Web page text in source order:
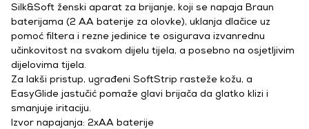
Silk&Soft ženski aparat za brijanje, koji se napaja Braun
baterijama (2 AA baterije za olovke), uklanja dlačice uz
pomoć filtera i rezne jedinice te osigurava izvanrednu
učinkovitost na svakom dijelu tijela, a posebno na osjetljivim
dijelovima tijela.
Za lakši pristup, ugrađeni SoftStrip rasteže kožu, a
EasyGlide jastučić pomaže glavi brijača da glatko klizi i
smanjuje iritaciju.
Izvor napajanja: 2xAA baterije